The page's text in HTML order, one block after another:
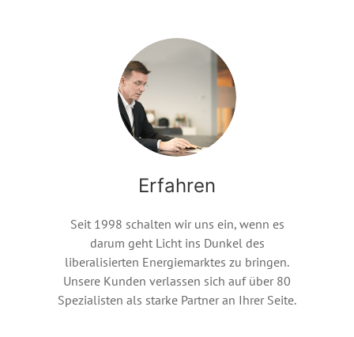
Erfahren
Seit 1998 schalten wir uns ein, wenn es
darum geht Licht ins Dunkel des
liberalisierten Energiemarktes zu bringen.
Unsere Kunden verlassen sich auf über 80
Spezialisten als starke Partner an Ihrer Seite.